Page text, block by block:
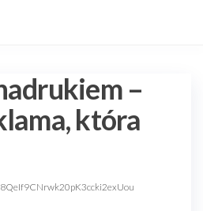
–
która